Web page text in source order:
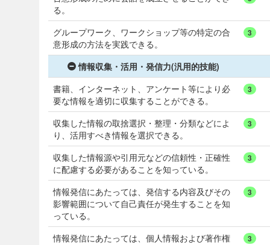
る。
グループワーク、ワークショップ等の特定の合
意形成の方法を実践できる。
3
情報収集・活用・発信力(汎用的技能)
書籍、インターネット、アンケート等により必
要な情報を適切に収集することができる。
3
収集した情報の取捨選択・整理・分類などによ
り、活用すべき情報を選択できる。
3
収集した情報源や引用元などの信頼性・正確性
に配慮する必要があることを知っている。
3
情報発信にあたっては、発信する内容及びその
影響範囲について自己責任が発生することを知
っている。
3
情報発信にあたっては、個人情報および著作権
3